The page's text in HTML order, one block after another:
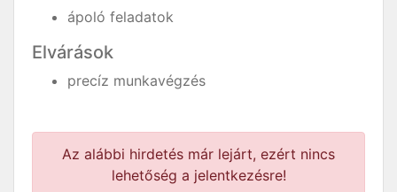
ápoló feladatok
Elvárások
precíz munkavégzés
Az alábbi hirdetés már lejárt, ezért nincs
lehetőség a jelentkezésre!